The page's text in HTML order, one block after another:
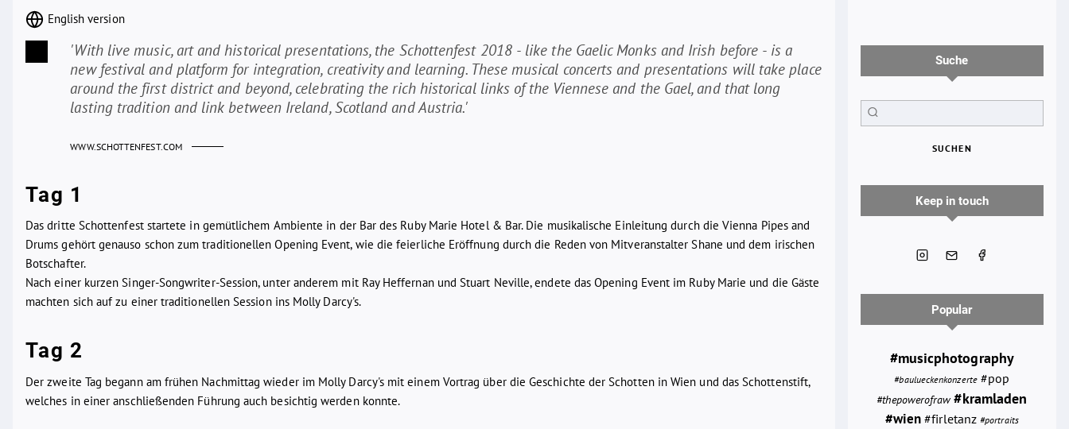
English version
'With live music, art and historical presentations, the Schottenfest 2018 - like the Gaelic Monks and Irish before - is a
new festival and platform for integration, creativity and learning. These musical concerts and presentations will take place
around the first district and beyond, celebrating the rich historical links of the Viennese and the Gael, and that long
lasting tradition and link between Ireland, Scotland and Austria.'
WWW.SCHOTTENFEST.COM
Tag 1
Das dritte Schottenfest startete in gemütlichem Ambiente in der Bar des Ruby Marie Hotel & Bar. Die musikalische Einleitung durch die Vienna Pipes and
Drums gehört genauso schon zum traditionellen Opening Event, wie die feierliche Eröffnung durch die Reden von Mitveranstalter Shane und dem irischen
Botschafter.
Nach einer kurzen Singer-Songwriter-Session, unter anderem mit Ray Heffernan und Stuart Neville, endete das Opening Event im Ruby Marie und die Gäste
machten sich auf zu einer traditionellen Session ins Molly Darcy's.
Tag 2
Der zweite Tag begann am frühen Nachmittag wieder im Molly Darcy's mit einem Vortrag über die Geschichte der Schotten in Wien und das Schottenstift,
welches in einer anschließenden Führung auch besichtig werden konnte.
Suche
SUCHEN
Keep in touch
Popular
#musicphotography
#baulueckenkonzerte #pop
#thepowerofraw #kramladen
#wien #firletanz #portraits